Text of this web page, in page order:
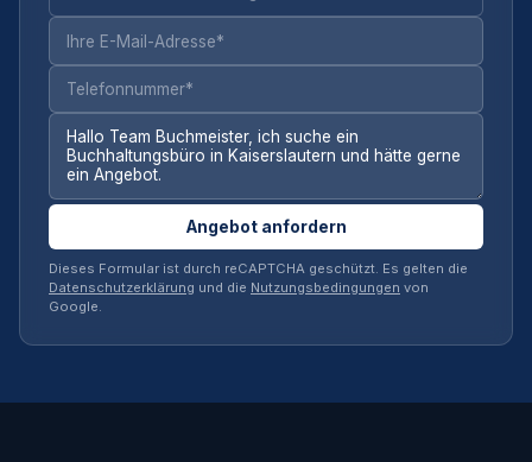
Angebot anfordern
Dieses Formular ist durch reCAPTCHA geschützt. Es gelten die
Datenschutzerklärung und die Nutzungsbedingungen von
Google.